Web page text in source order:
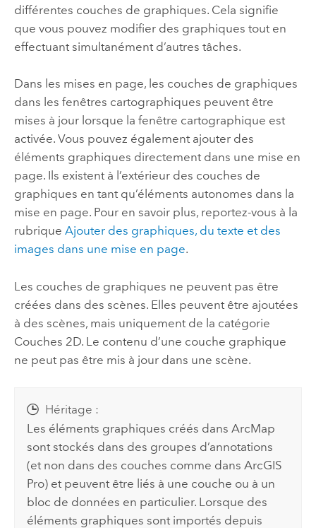
différentes couches de graphiques. Cela signifie
que vous pouvez modifier des graphiques tout en
effectuant simultanément d’autres tâches.
Dans les mises en page, les couches de graphiques
dans les fenêtres cartographiques peuvent être
mises à jour lorsque la fenêtre cartographique est
activée. Vous pouvez également ajouter des
éléments graphiques directement dans une mise en
page. Ils existent à l’extérieur des couches de
graphiques en tant qu’éléments autonomes dans la
mise en page. Pour en savoir plus, reportez-vous à la
rubrique Ajouter des graphiques, du texte et des
images dans une mise en page.
Les couches de graphiques ne peuvent pas être
créées dans des scènes. Elles peuvent être ajoutées
à des scènes, mais uniquement de la catégorie
Couches 2D. Le contenu d’une couche graphique
ne peut pas être mis à jour dans une scène.
Héritage :
Les éléments graphiques créés dansArcMap
sont stockés dans des groupes d’annotations
(et non dans des couches comme dansArcGIS
Pro) et peuvent être liés à une couche ou à un
bloc de données en particulier. Lorsque des
éléments graphiques sont importés depuis